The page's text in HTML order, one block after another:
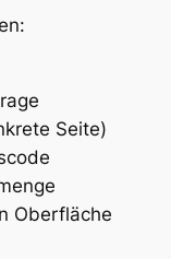
Seite)
Oberfläche